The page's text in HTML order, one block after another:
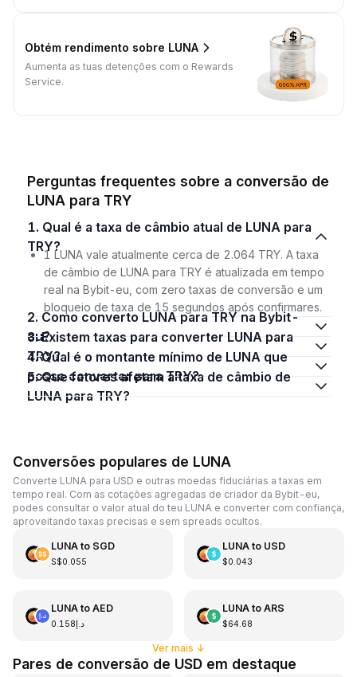
Obtém rendimento sobre LUNA
Aumenta as tuas detenções com o Rewards
Service.
Perguntas frequentes sobre a conversão de
LUNA para TRY
1. Qual é a taxa de câmbio atual de LUNA para
TRY?
1 LUNA vale atualmente cerca de 2.064 TRY. A taxa
de câmbio de LUNA para TRY é atualizada em tempo
real na Bybit-eu, com zero taxas de conversão e um
bloqueio de taxa de 15 segundos após confirmares.
2. Como converto LUNA para TRY na Bybit-
eu?
3. Existem taxas para converter LUNA para
TRY?
4. Qual é o montante mínimo de LUNA que
posso converter para TRY?
5. Que fatores afetam a taxa de câmbio de
LUNA para TRY?
Conversões populares de LUNA
Converte LUNA para USD e outras moedas fiduciárias a taxas em
tempo real. Com as cotações agregadas de criador da Bybit-eu,
podes consultar o valor atual do teu LUNA e converter com confiança,
aproveitando taxas precisas e sem spreads ocultos.
LUNAto SGD
S$0.055
LUNAto USD
$0.043
LUNAto AED
د.إ0.158
LUNAto ARS
$64.68
Ver mais ↓
Pares de conversão de USD em destaque